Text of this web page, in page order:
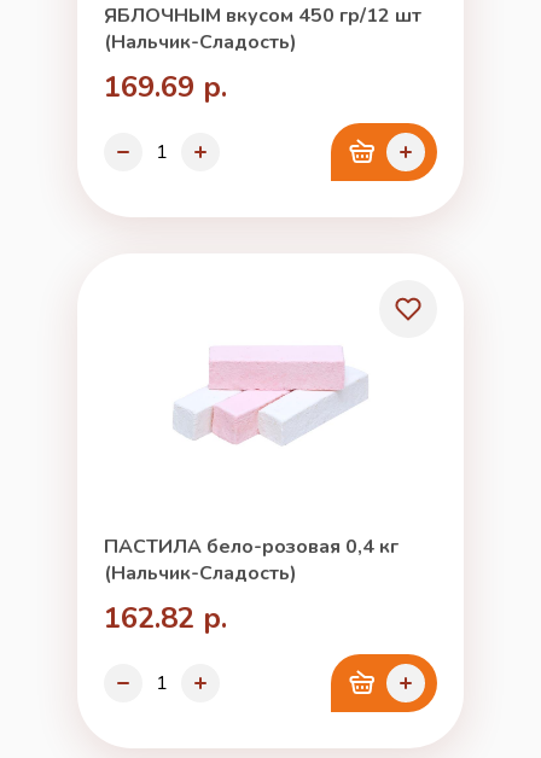
ЯБЛОЧНЫМ вкусом 450 гр/12 шт
(Нальчик-Сладость)
169.69 р.
ПАСТИЛА бело-розовая 0,4 кг
(Нальчик-Сладость)
162.82 р.